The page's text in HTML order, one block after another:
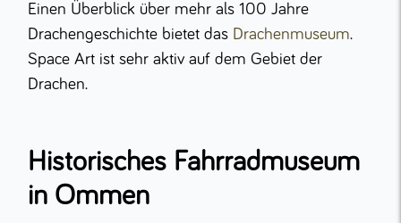
Einen Überblick über mehr als 100 Jahre
Drachengeschichte bietet das Drachenmuseum.
Space Art ist sehr aktiv auf dem Gebiet der
Drachen.
Historisches Fahrradmuseum
in Ommen